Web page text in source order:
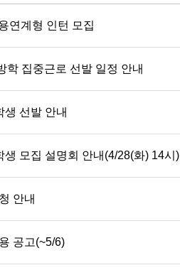
연계형 인턴 모집
학 집중근로 선발 일정 안내
생 선발 안내
모집 설명회 안내(4/28(화) 14시)
안내
공고(~5/6)